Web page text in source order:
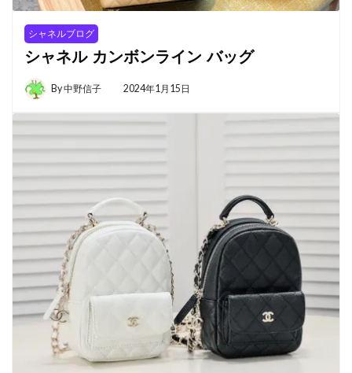
シャネルブログ
シャネル カンボンライン バッグ
By中野信子 2024年1月15日